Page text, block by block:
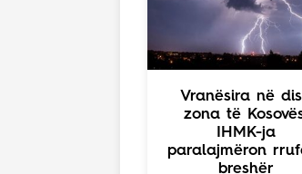
Vranësira në
zona të
IHMK-ja
paralajmëron
breshër